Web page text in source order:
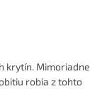
krytín. Mimoriadne
robia z tohto